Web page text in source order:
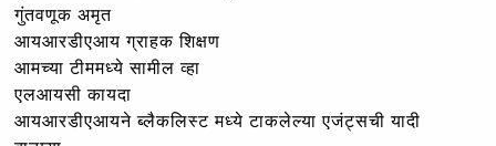
गुंतवणूक अमृत
आयआरडीएआय ग्राहक शिक्षण
आमच्या टीममध्ये सामील व्हा
एलआयसी कायदा
आयआरडीएआयने ब्लैकलिस्ट मध्ये टाकलेल्या एजंट्सची यादी